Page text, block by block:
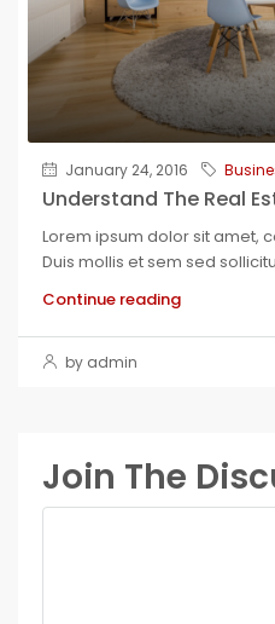
January 24, 2016
Understand The Real
Lorem ipsum dolor sit amet,
Duis mollis et sem sed
Continue reading
by admin
Join The